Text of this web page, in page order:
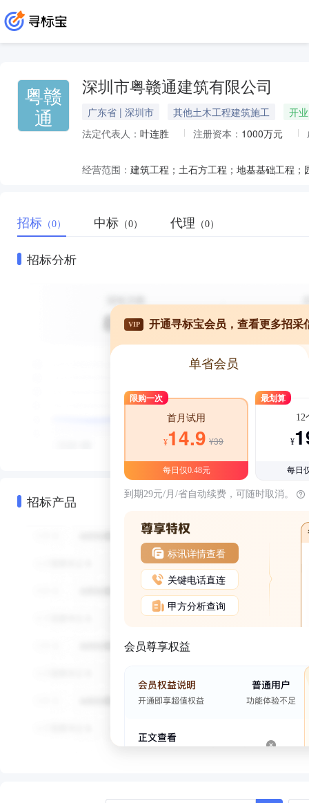
粤赣
通
深圳市粤赣通建筑有限公司
广东省 | 深圳市 其他土木工程建筑施工
开业
法定代表人： 叶连胜 注册资本： 1000万元
经营范围：
招标 （0） 中标 （0） 代理 （0）
招标分析
招标产品
VIP 开通寻标宝会员，查看更多招采
单省会员
限购一次
首月试用
¥14.9 ¥39
每日仅0.48元
最划算
12
¥
每日
到期29元/月/省自动续费，可随时取消。
标讯详情查看
关键电话直连
甲方分析查询
会员尊享权益